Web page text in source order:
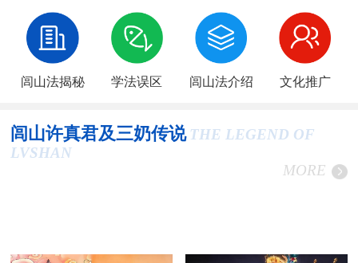
闾山法揭秘 学法误区 闾山法介绍 文化推广
闾山许真君及三奶传说 THE LEGEND OF
LVSHAN
MORE